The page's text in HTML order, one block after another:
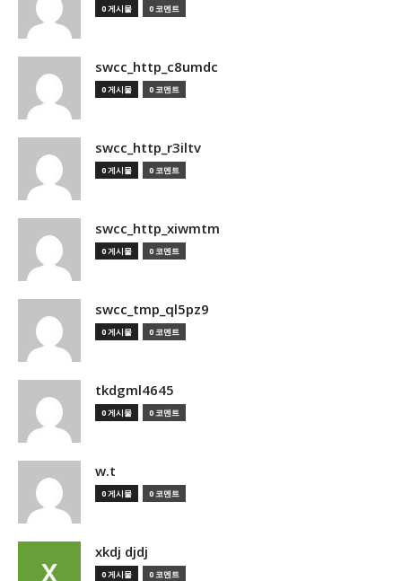
0 게시물 0 코멘트
swcc_http_c8umdc
0 게시물 0 코멘트
swcc_http_r3iltv
0 게시물 0 코멘트
swcc_http_xiwmtm
0 게시물 0 코멘트
swcc_tmp_ql5pz9
0 게시물 0 코멘트
tkdgml4645
0 게시물 0 코멘트
w.t
0 게시물 0 코멘트
xkdj djdj
0 게시물 0 코멘트